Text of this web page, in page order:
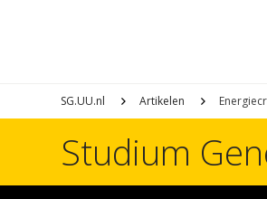
SG.UU.nl Artikelen
Studium